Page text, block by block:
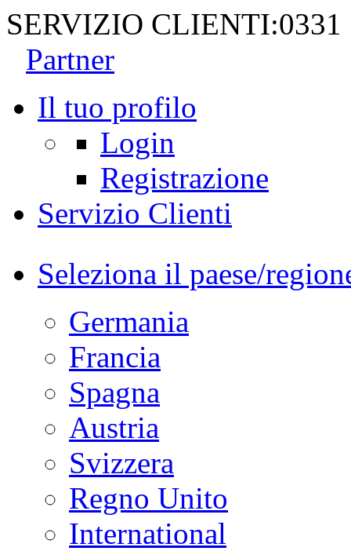
SERVIZIO CLIENTI:0331
Partner
Il tuo profilo
Login
Registrazione
Servizio Clienti
Seleziona il paese/
Germania
Francia
Spagna
Austria
Svizzera
Regno Unito
International